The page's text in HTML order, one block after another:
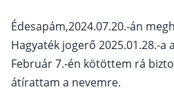
Édesapám,2024.07.20.-án
Hagyaték jogerő 2025.01.28.-
Február 7.-én kötöttem rá
átírattam a nevemre.